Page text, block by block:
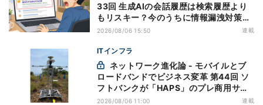
33回 生成AIの会話履歴は検索履歴より
もリスキー？今のうちに情報漏洩対策を
万全にしておこう
2026/08/06 15:50 連載
ITインフラ
ロードバンドでビジネス変革 第44回 ソ
フトバンクが「HAPS」のプレ商用サー
ビス開始を表明、本格的な商用展開のめ
2026/08/06 11:00 連載